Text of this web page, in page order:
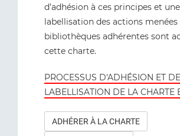
d’adhésion à ces principes et une
labellisation des actions menées
bibliothèques adhérentes sont
cette charte.
PROCESSUS D'ADHÉSION ET DE
LABELLISATION DE LA CHARTE
ADHÉRER À LA CHARTE